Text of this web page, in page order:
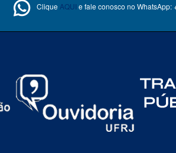
Clique AQUI e fale conosco no WhatsApp: